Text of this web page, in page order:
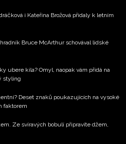
i Kateřina Brožová přidaly k letním
Bruce McArthur schovával lidské
ubere kila? Omyl, naopak vám přidá na
styling
Deset znaků poukazujících na vysoké
faktorem
Ze svíravých bobulí připravíte džem,